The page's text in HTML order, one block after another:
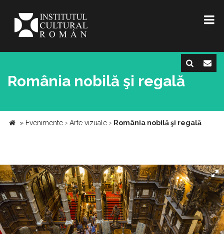
România nobilă şi regală
» Evenimente › Arte vizuale › România nobilă şi regală